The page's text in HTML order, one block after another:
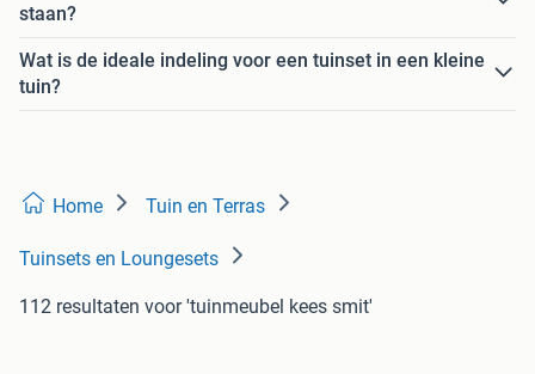
staan?
Wat is de ideale indeling voor een tuinset in een kleine
tuin?
Home Tuin en Terras
Tuinsets en Loungesets
112 resultaten voor 'tuinmeubel kees smit'